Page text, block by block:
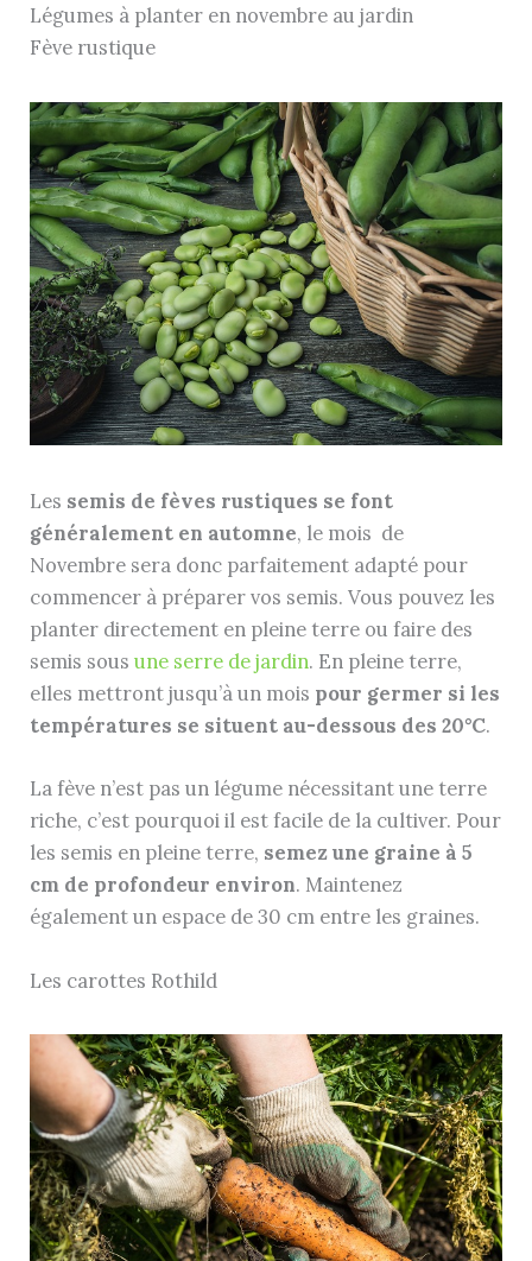
Légumes à planter en novembre au jardin
Fève rustique
Les semis de fèves rustiques se font
généralement en automne, le mois de
Novembre sera donc parfaitement adapté pour
commencer à préparer vos semis. Vous pouvez les
planter directement en pleine terre ou faire des
semis sousune serre de jardin. En pleine terre,
elles mettront jusqu’à un mois pour germer si les
températures se situent au-dessous des 20°C.
La fève n’est pas un légume nécessitant une terre
riche, c’est pourquoi il est facile de la cultiver. Pour
les semis en pleine terre, semez une graine à 5
cm de profondeur environ. Maintenez
également un espace de 30 cm entre les graines.
Les carottes Rothild